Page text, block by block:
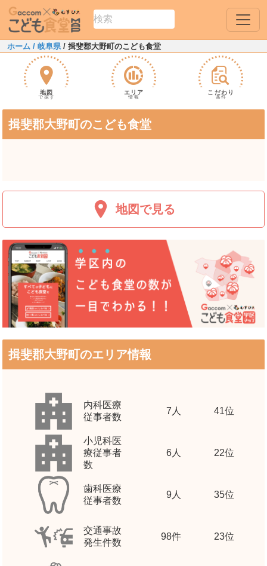
ホーム / 岐阜県/ 揖斐郡大野町のこども食堂
地図
で探す
エリア
情報
こだわり
条件
揖斐郡大野町のこども食堂
地図で見る
揖斐郡大野町のエリア情報
内科医療
従事者数
7 人 41位
小児科医
療従事者
数
6人 22位
歯科医療
従事者数
9人 35位
交通事故
発生件数
98件 23位